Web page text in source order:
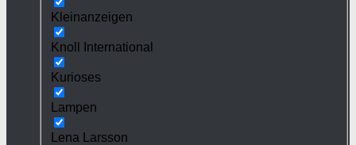
Kleinanzeigen
Knoll International
Kurioses
Lampen
Lena Larsson